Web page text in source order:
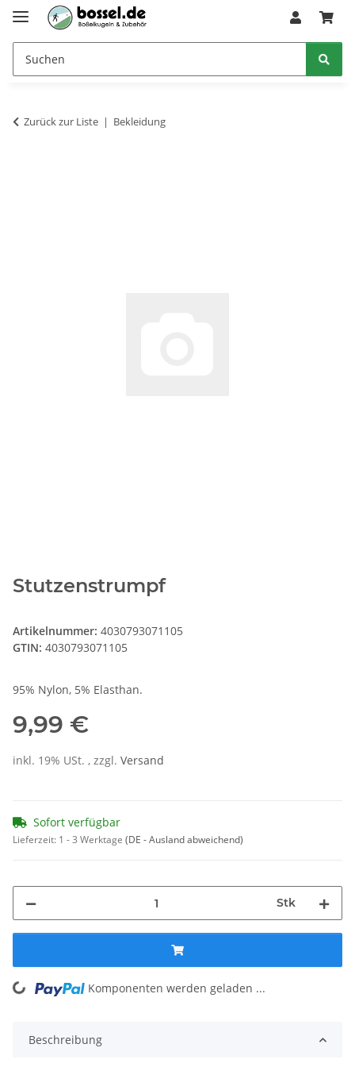
Zurück zur Liste Bekleidung
Stutzenstrumpf
Artikelnummer: 4030793071105
GTIN: 4030793071105
95% Nylon, 5% Elasthan.
9,99 €
inkl. 19% USt. , zzgl. Versand
Sofort verfügbar
Lieferzeit: 1 - 3 Werktage (DE - Ausland abweichend)
Stk
Loading... Komponenten werden geladen ...
Beschreibung